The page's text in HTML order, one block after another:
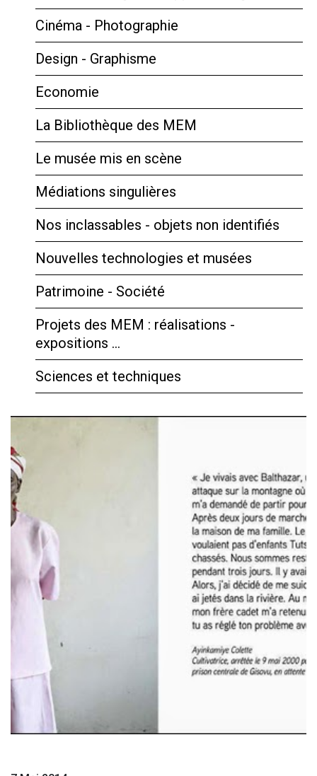
Cinéma - Photographie
Design - Graphisme
Economie
La Bibliothèque des MEM
Le musée mis en scène
Médiations singulières
Nos inclassables - objets non identifiés
Nouvelles technologies et musées
Patrimoine - Société
Projets des MEM : réalisations -
expositions …
Sciences et techniques